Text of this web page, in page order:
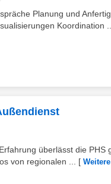
Planung und
Koordination ...
überlässt die
von regionalen ...
[